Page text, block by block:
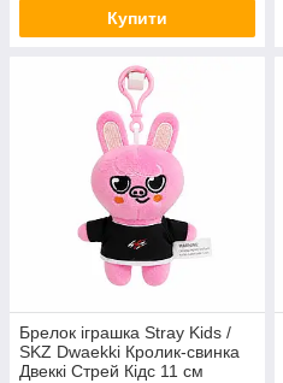
Купити
Брелок іграшка Stray Kids /
SKZ Dwaekki Кролик-свинка
Двеккі Стрей Кідс 11 см